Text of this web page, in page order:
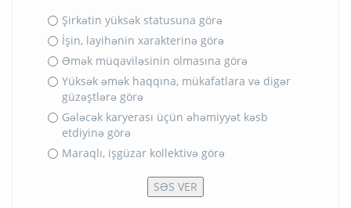
Şirkətin yüksək statusuna görə
İşin, layihənin xarakterinə görə
Əmək müqaviləsinin olmasına görə
Yüksək əmək haqqına, mükafatlara və digər
güzəştlərə görə
Gələcək karyerası üçün əhəmiyyət kəsb
etdiyinə görə
Maraqlı, işgüzar kollektivə görə